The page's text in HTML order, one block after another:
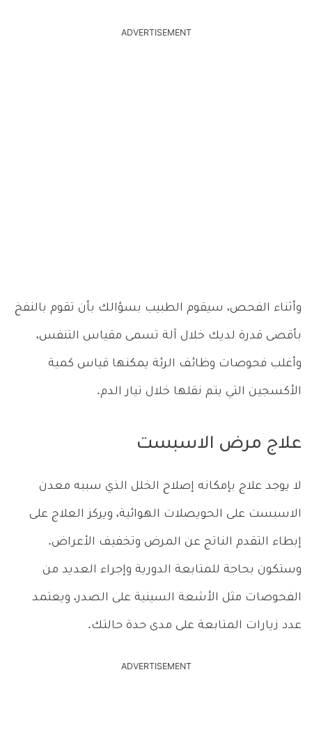
ADVERTISEMENT
وأثناء الفحص، سيقوم الطبيب بسؤالك بأن تقوم بالنفخ
بأقصى قدرة لديك خلال آلة تسمى مقياس التنفس،
وأغلب فحوصات وظائف الرئة يمكنها قياس كمية
الأكسجين التي يتم نقلها خلال تيار الدم.
علاج مرض الاسبست
لا يوجد علاج بإمكانه إصلاح الخلل الذي سببه معدن
الاسبست على الحويصلات الهوائية، ويركز العلاج على
إبطاء التقدم الناتج عن المرض وتخفيف الأعراض.
وستكون بحاجة للمتابعة الدورية وإجراء العديد من
الفحوصات مثل الأشعة السينية على الصدر، ويعتمد
عدد زيارات المتابعة على مدى حدة حالتك.
ADVERTISEMENT